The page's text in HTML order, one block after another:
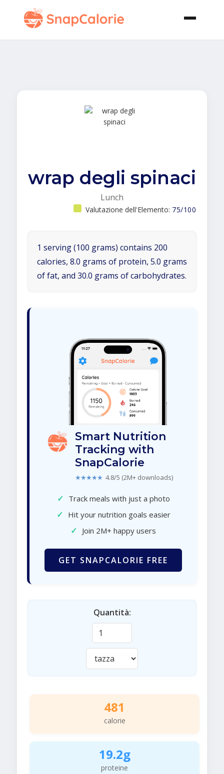
wrap degli spinaci
Lunch
Valutazione dell'Elemento: 75/100
1 serving (100 grams) contains 200
calories, 8.0 grams of protein, 5.0 grams
of fat, and 30.0 grams of carbohydrates.
Smart Nutrition
Tracking with
SnapCalorie
★★★★★ 4.8/5 (2M+ downloads)
✓ Track meals with just a photo
✓ Hit your nutrition goals easier
✓ Join 2M+ happy users
GET SNAPCALORIE FREE
Quantità:
481
calorie
19.2g
proteine